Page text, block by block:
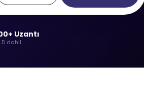
Uzantı
dahil